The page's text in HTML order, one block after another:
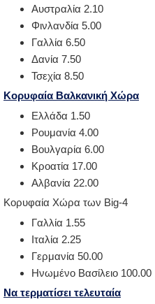
Αυστραλία 2.10
Φινλανδία 5.00
Γαλλία 6.50
Δανία 7.50
Τσεχία 8.50
Κορυφαία Βαλκανική Χώρα
Ελλάδα 1.50
Ρουμανία 4.00
Βουλγαρία 6.00
Κροατία 17.00
Αλβανία 22.00
Κορυφαία Χώρα των Big-4
Γαλλία 1.55
Ιταλία 2.25
Γερμανία 50.00
Ηνωμένο Βασίλειο 100.00
Να τερματίσει τελευταία